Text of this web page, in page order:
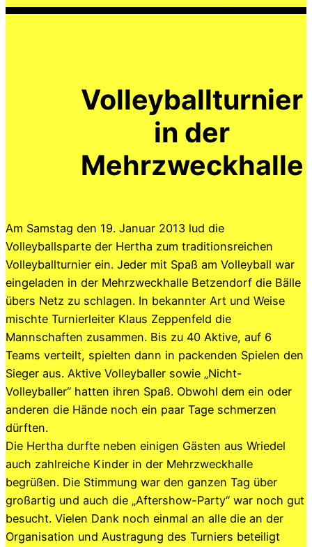
Volleyballturnier
in der
Mehrzweckhalle
Am Samstag den 19. Januar 2013 lud die
Volleyballsparte der Hertha zum traditionsreichen
Volleyballturnier ein. Jeder mit Spaß am Volleyball war
eingeladen in der Mehrzweckhalle Betzendorf die Bälle
übers Netz zu schlagen. In bekannter Art und Weise
mischte Turnierleiter Klaus Zeppenfeld die
Mannschaften zusammen. Bis zu 40 Aktive, auf 6
Teams verteilt, spielten dann in packenden Spielen den
Sieger aus. Aktive Volleyballer sowie „Nicht-
Volleyballer“ hatten ihren Spaß. Obwohl dem ein oder
anderen die Hände noch ein paar Tage schmerzen
dürften.
Die Hertha durfte neben einigen Gästen aus Wriedel
auch zahlreiche Kinder in der Mehrzweckhalle
begrüßen. Die Stimmung war den ganzen Tag über
großartig und auch die „Aftershow-Party“ war noch gut
besucht. Vielen Dank noch einmal an alle die an der
Organisation und Austragung des Turniers beteiligt